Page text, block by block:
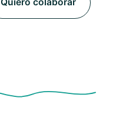
Quiero colaborar